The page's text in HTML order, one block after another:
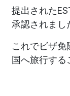
提出された
承認されまし
これでビザ免
国へ旅行する